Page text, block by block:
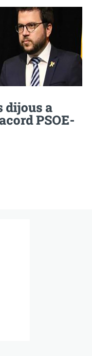
dijous a
PSOE-